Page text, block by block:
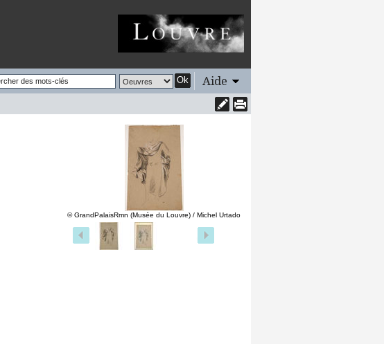
Ok Aide
© GrandPalaisRmn (Musée du Louvre) / Michel Urtado